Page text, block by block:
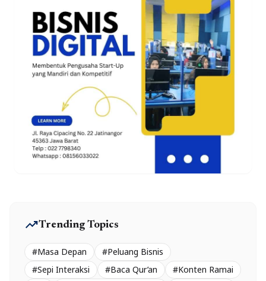
trending_upTrending Topics
#Masa Depan
#Peluang Bisnis
#Sepi Interaksi
#Baca Qur’an
#Konten Ramai